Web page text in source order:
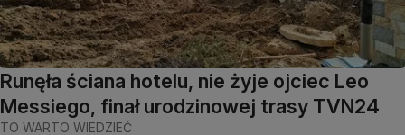
Runęła ściana hotelu, nie żyje ojciec Leo
Messiego, finał urodzinowej trasy TVN24
TO WARTO WIEDZIEĆ